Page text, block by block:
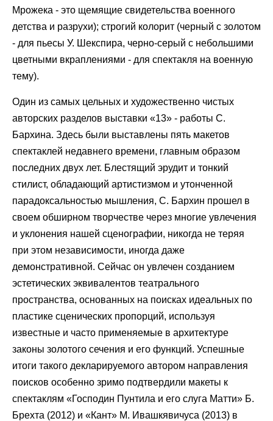
Мрожека - это щемящие свидетельства военного
детства и разрухи); строгий колорит (черный с золотом
- для пьесы У. Шекспира, черно-серый с небольшими
цветными вкраплениями - для спектакля на военную
тему).
Один из самых цельных и художественно чистых
авторских разделов выставки «13» - работы С.
Бархина. Здесь были выставлены пять макетов
спектаклей недавнего времени, главным образом
последних двух лет. Блестящий эрудит и тонкий
стилист, обладающий артистизмом и утонченной
парадоксальностью мышления, С. Бархин прошел в
своем обширном творчестве через многие увлечения
и уклонения нашей сценографии, никогда не теряя
при этом независимости, иногда даже
демонстративной. Сейчас он увлечен созданием
эстетических эквивалентов театрального
пространства, основанных на поисках идеальных по
пластике сценических пропорций, используя
известные и часто применяемые в архитектуре
законы золотого сечения и его функций. Успешные
итоги такого декларируемого автором направления
поисков особенно зримо подтвердили макеты к
спектаклям «Господин Пунтила и его слуга Матти» Б.
Брехта (2012) и «Кант» М. Ивашкявичуса (2013) в